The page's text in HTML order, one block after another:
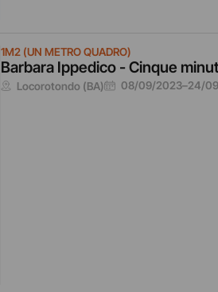
1M2 (UN METRO QUADRO)
Barbara Ippedico - Cinque
Locorotondo (BA) 08/09/2023–24/